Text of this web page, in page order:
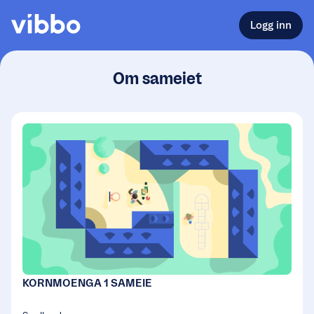
Logg inn
Om sameiet
KORNMOENGA 1 SAMEIE